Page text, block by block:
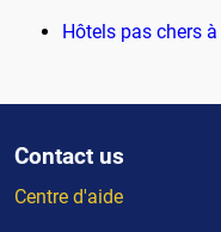
Hôtels pas chers
Contact us
Centre d'aide